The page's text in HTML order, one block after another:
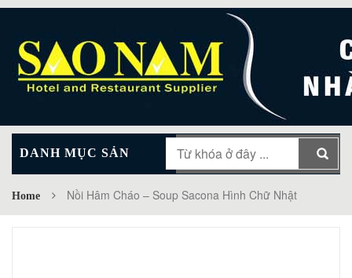
DANH MỤC SẢN
PHẨM
MAIN MENU
Home Nồi Hâm Cháo – Soup Sacona Hình Chữ Nhật